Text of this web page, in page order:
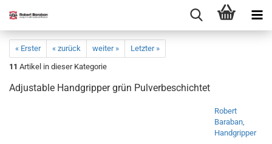
« Erster « zurück weiter »
Letzter »
11 Artikel in dieser Kategorie
Adjustable Handgripper grün Pulverbeschichtet
Robert
Baraban,
Handgripper